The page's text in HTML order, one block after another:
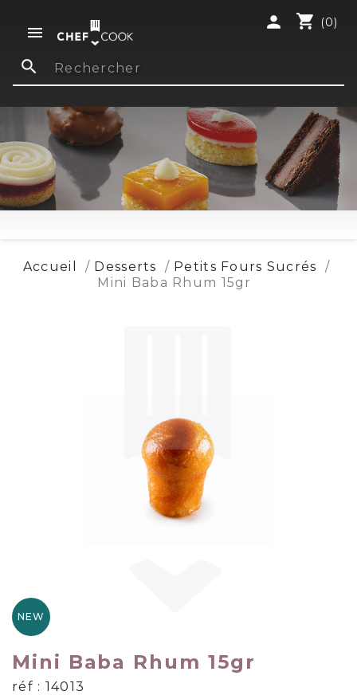

shopping_cart (0)
person
search
Accueil Desserts
Petits Fours Sucrés
Mini Baba Rhum 15gr
NEW
Mini Baba Rhum 15gr
réf : 14013